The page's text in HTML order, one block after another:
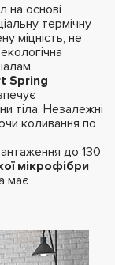
на основі
термічну
міцність, не
Spring
тіла. Незалежні
коливання по
до 130
мікрофібри
має